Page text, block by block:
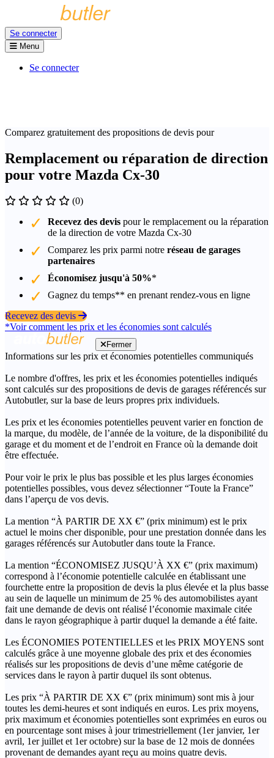
Se connecter
Menu
Se connecter
Comparez gratuitement des propositions de devis pour
Remplacement ou réparation de direction
pour votre Mazda Cx-30
(0)
Recevez des devis pour le remplacement ou la réparation
de la direction de votre Mazda Cx-30
Comparez les prix parmi notre réseau de garages
partenaires
Économisez jusqu'à 50%*
Gagnez du temps** en prenant rendez-vous en ligne
Recevez des devis
*Voir comment les prix et les économies sont calculés
Fermer
Informations sur les prix et économies potentielles communiqués
Le nombre d'offres, les prix et les économies potentielles indiqués
sont calculés sur des propositions de devis de garages référencés sur
Autobutler, sur la base de leurs propres prix individuels.
Les prix et les économies potentielles peuvent varier en fonction de
la marque, du modèle, de l’année de la voiture, de la disponibilité du
garage et du moment et de l’endroit en France où la demande doit
être effectuée.
Pour voir le prix le plus bas possible et les plus larges économies
potentielles possibles, vous devez sélectionner “Toute la France”
dans l’aperçu de vos devis.
La mention “À PARTIR DE XX €” (prix minimum) est le prix
actuel le moins cher disponible, pour une prestation donnée dans les
garages référencés sur Autobutler dans toute la France.
La mention “ÉCONOMISEZ JUSQU’À XX €” (prix maximum)
correspond à l’économie potentielle calculée en établissant une
fourchette entre la proposition de devis la plus élevée et la plus basse
au sein de laquelle un minimum de 25 % des automobilistes ayant
fait une demande de devis ont réalisé l’économie maximale citée
dans le rayon géographique à partir duquel la demande a été faite.
Les ÉCONOMIES POTENTIELLES et les PRIX MOYENS sont
calculés grâce à une moyenne globale des prix et des économies
réalisés sur les propositions de devis d’une même catégorie de
services dans le rayon à partir duquel ils sont obtenus.
Les prix “À PARTIR DE XX €” (prix minimum) sont mis à jour
toutes les demi-heures et sont indiqués en euros. Les prix moyens,
prix maximum et économies potentielles sont exprimées en euros ou
en pourcentage sont mises à jour trimestriellement (1er janvier, 1er
avril, 1er juillet et 1er octobre) sur la base de 12 mois de données
provenant de demandes ayant reçu au moins quatre devis.